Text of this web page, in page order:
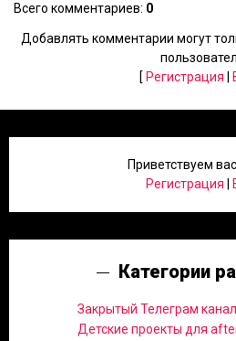
Всего комментариев: 0
Добавлять комментарии могут
[ Регистрация
Приветствуем вас
Регистрация
Категории
Закрытый Телеграм канал
Детские проекты для